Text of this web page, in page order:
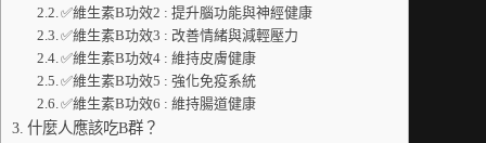
✅維生素B功效2 : 提升腦功能與神經健康
✅維生素B功效3 : 改善情緒與減輕壓力
✅維生素B功效4 : 維持皮膚健康
✅維生素B功效5 : 強化免疫系統
✅維生素B功效6 : 維持腸道健康
什麼人應該吃B群？